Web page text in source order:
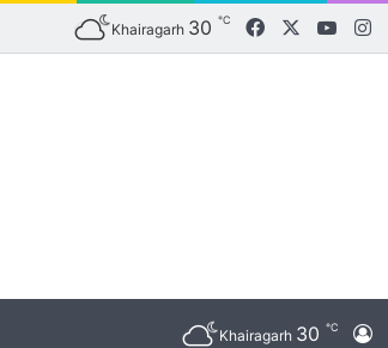
Khairagarh 30 ℃ Facebook
Khairagarh 30 ℃